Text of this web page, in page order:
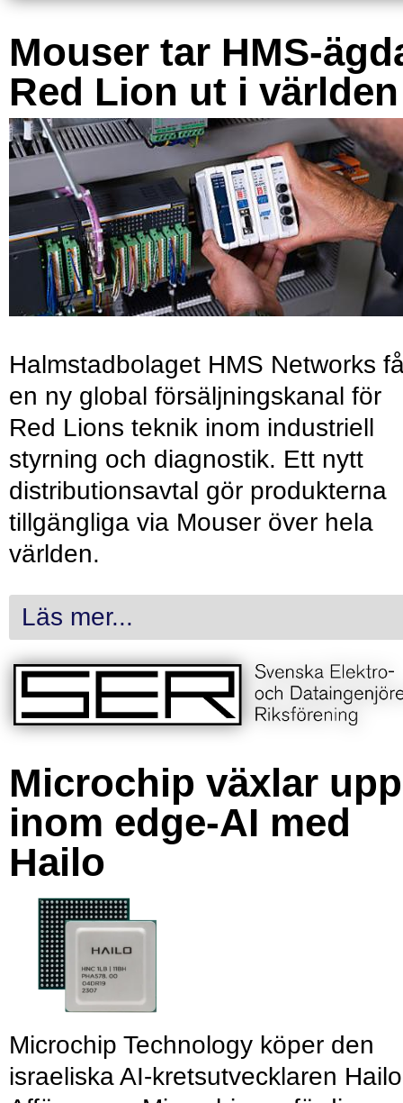
Mouser tar HMS-
Red Lion ut i världen
Halmstadbolaget HMS Networks
en ny global försäljningskanal för
Red Lions teknik inom industriell
styrning och diagnostik. Ett nytt
distributionsavtal gör produkterna
tillgängliga via Mouser över hela
världen.
Läs mer...
Microchip växlar upp
inom edge-AI med
Hailo
Microchip Technology köper den
israeliska AI-kretsutvecklaren